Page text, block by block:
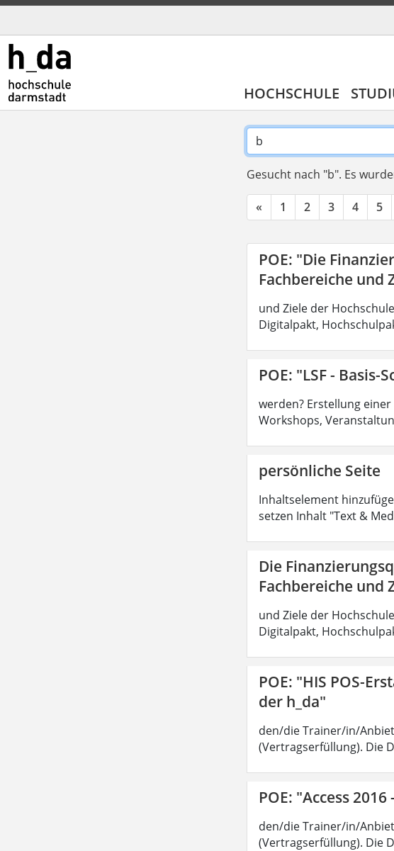
HOCHSCHULE
Gesucht nach "b". Es
« 1 2 3 4 5
POE: "Die
Fachbereiche und
und Ziele der
Digitalpakt,
POE: "LSF - Basis-
werden? Erstellung
Workshops,
persönliche Seite
Inhaltselement
setzen Inhalt "Text &
Die
Fachbereiche und
und Ziele der
Digitalpakt,
POE: "HIS POS-
der h_da"
den/die Trainer/in/
(Vertragserfüllung). Die
POE: "Access
den/die Trainer/in/
(Vertragserfüllung). Die